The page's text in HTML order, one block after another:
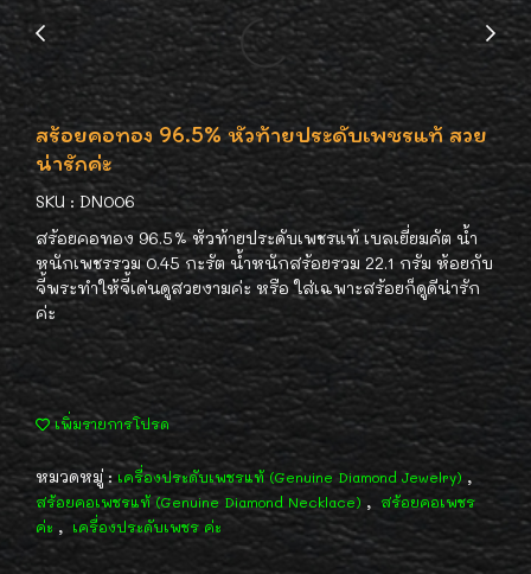
สร้อยคอทอง 96.5% หัวท้ายประดับเพชรแท้ สวย
น่ารักค่ะ
SKU : DN006
สร้อยคอทอง 96.5% หัวท้ายประดับเพชรแท้ เบลเยี่ยมคัต น้ำ
หนักเพชรรวม 0.45 กะรัต น้ำหนักสร้อยรวม 22.1 กรัม ห้อยกับ
จี้พระทำให้จี้เด่นดูสวยงามค่ะ หรือ ใส่เฉพาะสร้อยก็ดูดีน่ารัก
ค่ะ
เพิ่มรายการโปรด
หมวดหมู่ : เครื่องประดับเพชรแท้ (Genuine Diamond Jewelry) ,
สร้อยคอเพชรแท้ (Genuine Diamond Necklace) , สร้อยคอเพชร
ค่ะ , เครื่องประดับเพชร ค่ะ